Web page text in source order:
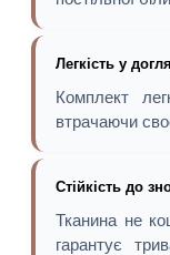
Легкість у
Комплект
втрачаючи
Стійкість до
Тканина не
гарантує